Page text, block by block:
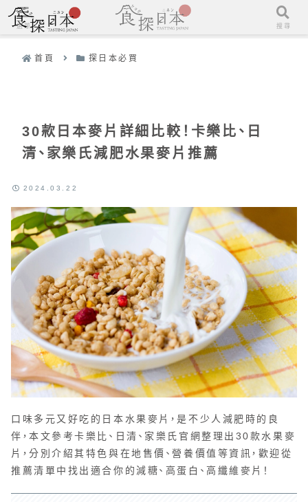
首頁 探日本必買
30款日本麥片詳細比較！卡樂比、日
清、家樂氏減肥水果麥片推薦
2024.03.22
口味多元又好吃的日本水果麥片，是不少人減肥時的良
伴，本文參考卡樂比、日清、家樂氏官網整理出30款水果麥
片，分別介紹其特色與在地售價、營養價值等資訊，歡迎從
推薦清單中找出適合你的減糖、高蛋白、高纖維麥片！
選單 搜尋